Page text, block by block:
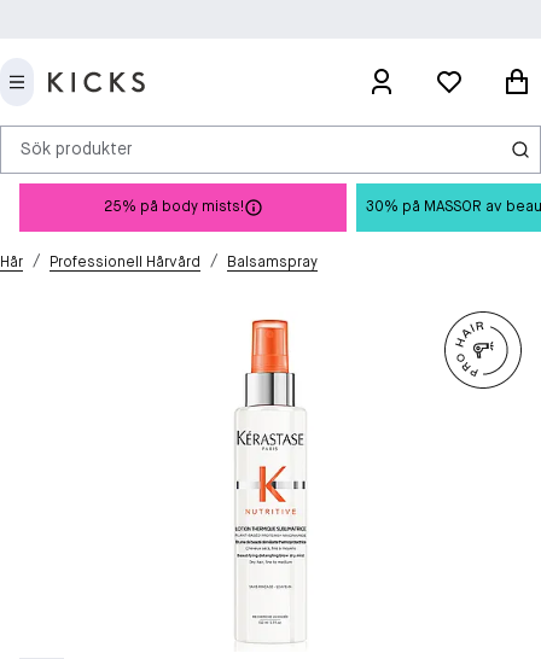
Sök produkter
25% på body mists! 30% på MASSOR av
Hår / Professionell Hårvård / Balsamspray